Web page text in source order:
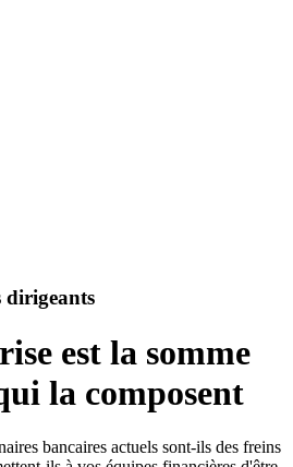
dirigeants
est la somme
la composent
bancaires actuels sont-ils des freins